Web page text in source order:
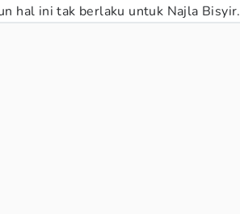
hal ini tak berlaku untuk Najla Bisyir.